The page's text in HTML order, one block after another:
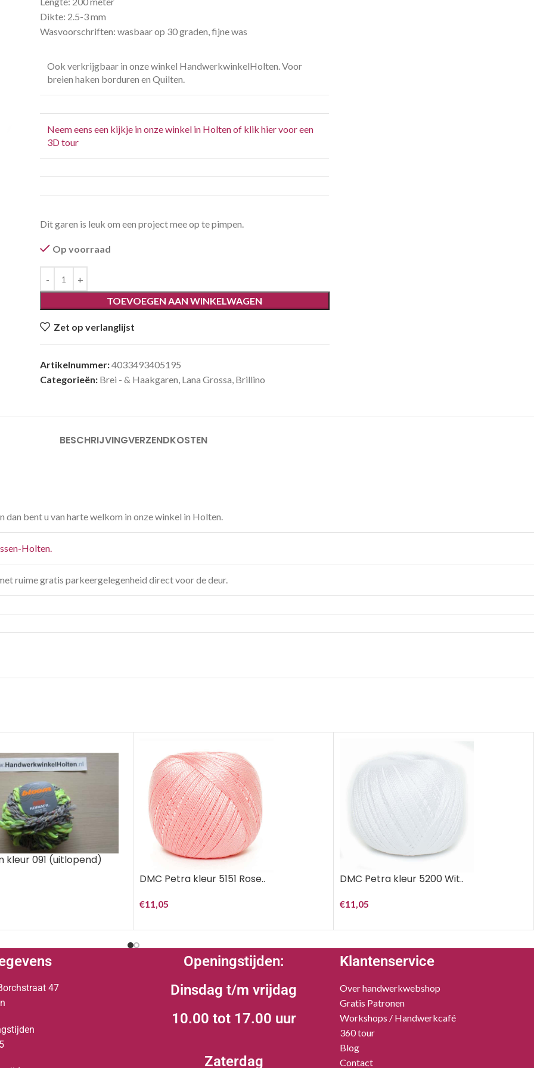
Dikte: 2.5-3 mm
Wasvoorschriften: wasbaar op 30 graden, fijne was
Ook verkrijgbaar in onze winkel HandwerkwinkelHolten. Voor
breien haken borduren en Quilten.
Neem eens een kijkje in onze winkel in Holten of klik hier voor een
3D tour
Dit garen is leuk om een project mee op te pimpen.
Op voorraad
TOEVOEGEN AAN WINKELWAGEN
Zet op verlanglijst
Artikelnummer:4033493405195
Categorieën: Brei - & Haakgaren, Lana Grossa, Brillino
BESCHRIJVINGVERZENDKOSTEN
bent u van harte welkom in onze winkel in Holten.
Holten.
ruime gratis parkeergelegenheid direct voor de deur.
kleur 091 (uitlopend)
DMC Petra kleur 5151 Rose..
€11,05
DMC Petra kleur 5200 Wit..
€11,05
47
Openingstijden:
Dinsdag t/m vrijdag
10.00 tot 17.00 uur
Zaterdag
Klantenservice
Over handwerkwebshop
Gratis Patronen
Workshops / Handwerkcafé
360 tour
Blog
Contact